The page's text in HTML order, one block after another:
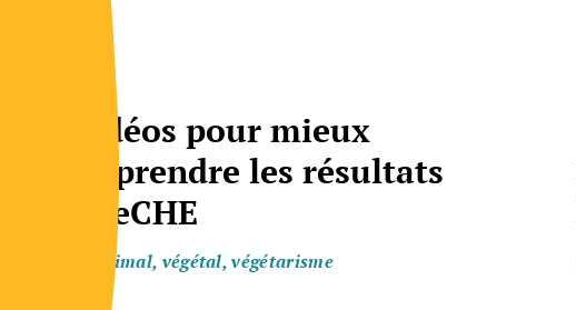
5 vidéos pour mieux
comprendre les résultats
de LeCHE
Animal, végétal, végétarisme